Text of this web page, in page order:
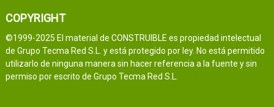
COPYRIGHT
©1999-2025 El material de CONSTRUIBLE es propiedad intelectual
de Grupo Tecma Red S.L. y está protegido por ley. No está permitido
utilizarlo de ninguna manera sin hacer referencia a la fuente y sin
permiso por escrito de Grupo Tecma Red S.L.